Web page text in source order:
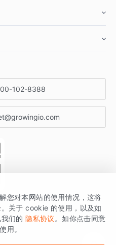
102-8388
长的品牌，核心平台为 GrowingIO
云。
您对本网站的使用情况，这将
关于 cookie 的使用，以及如
们的 隐私协议 。如你点击同意
用。